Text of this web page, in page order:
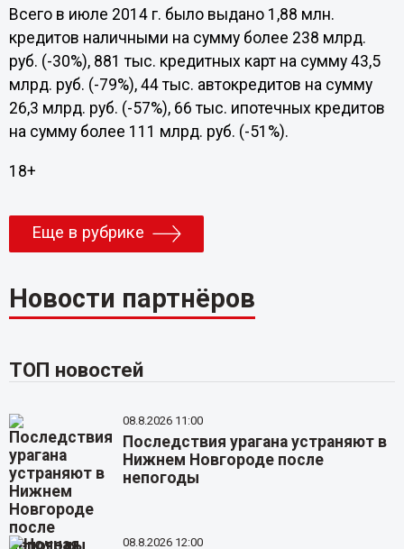
Всего в июле 2014 г. было выдано 1,88 млн.
кредитов наличными на сумму более 238 млрд.
руб. (-30%), 881 тыс. кредитных карт на сумму 43,5
млрд. руб. (-79%), 44 тыс. автокредитов на сумму
26,3 млрд. руб. (-57%), 66 тыс. ипотечных кредитов
на сумму более 111 млрд. руб. (-51%).
18+
Еще в рубрике
Новости партнёров
ТОП новостей
08.8.2026 11:00
Последствия урагана устраняют в
Нижнем Новгороде после
непогоды
08.8.2026 12:00